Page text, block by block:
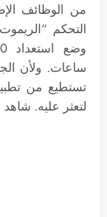
من الوظائف
التحكم
ساعات. ولأن
تستطيع من
لتعثر عليه.